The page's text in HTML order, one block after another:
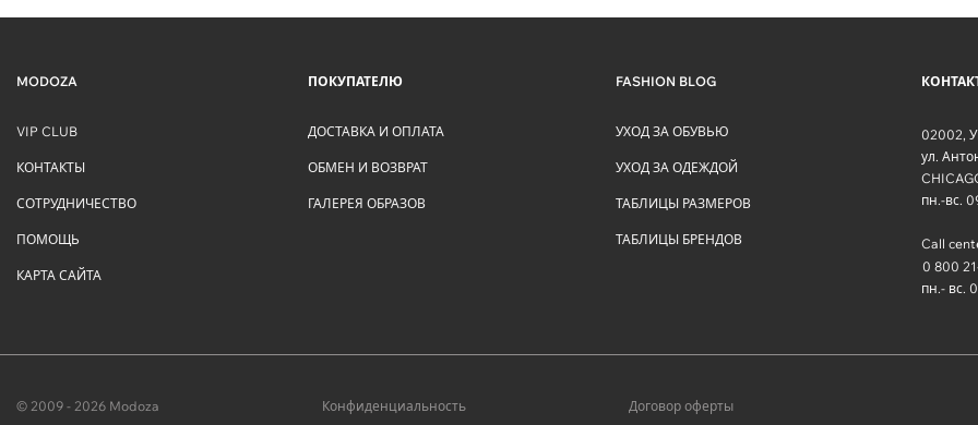
MODOZA
VIP CLUB
КОНТАКТЫ
СОТРУДНИЧЕСТВО
ПОМОЩЬ
КАРТА САЙТА
ПОКУПАТЕЛЮ
ДОСТАВКА И ОПЛАТА
ОБМЕН И ВОЗВРАТ
ГАЛЕРЕЯ ОБРАЗОВ
FASHION BLOG
УХОД ЗА ОБУВЬЮ
УХОД ЗА ОДЕЖДОЙ
ТАБЛИЦЫ РАЗМЕРОВ
ТАБЛИЦЫ БРЕНДОВ
02002,
ул.
пн.-вс.
Call
0 800
пн.- вс.
© 2009 - 2026 Modoza Конфиденциальность Договор оферты